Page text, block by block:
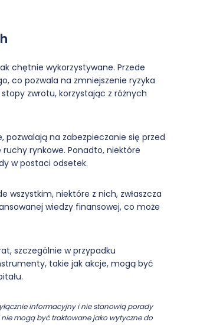
chętnie wykorzystywane. Przede
co pozwala na zmniejszenie ryzyka
zwrotu, korzystając z różnych
na zabezpieczanie się przed
rynkowe. Ponadto, niektóre
w postaci odsetek.
wszystkim, niektóre z nich, zwłaszcza
wiedzy finansowej, co może
szczególnie w przypadku
takie jak akcje, mogą być
informacyjny i nie stanowią porady
mogą być traktowane jako wytyczne do